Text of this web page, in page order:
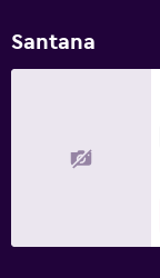
Santana